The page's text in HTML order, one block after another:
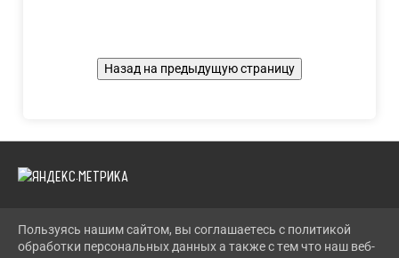
2026 Г. LENCDT.RU
ВХОД
Пользуясь нашим сайтом, вы соглашаетесь с политикой
обработки персональных данных а также с тем что наш веб-